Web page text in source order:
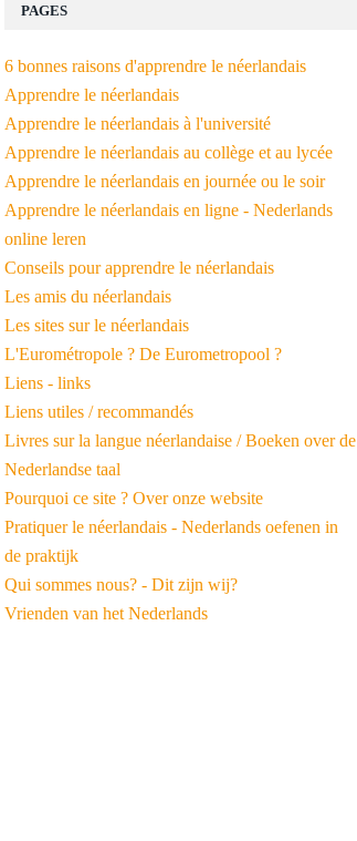
PAGES
6 bonnes raisons d'apprendre le néerlandais
Apprendre le néerlandais
Apprendre le néerlandais à l'université
Apprendre le néerlandais au collège et au lycée
Apprendre le néerlandais en journée ou le soir
Apprendre le néerlandais en ligne - Nederlands
online leren
Conseils pour apprendre le néerlandais
Les amis du néerlandais
Les sites sur le néerlandais
L'Eurométropole ? De Eurometropool ?
Liens - links
Liens utiles / recommandés
Livres sur la langue néerlandaise / Boeken over de
Nederlandse taal
Pourquoi ce site ? Over onze website
Pratiquer le néerlandais - Nederlands oefenen in
de praktijk
Qui sommes nous? - Dit zijn wij?
Vrienden van het Nederlands